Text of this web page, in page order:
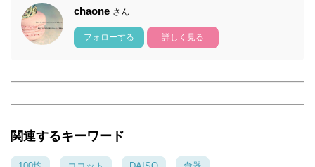
chaone さん
フォローする 詳しく見る
関連するキーワード